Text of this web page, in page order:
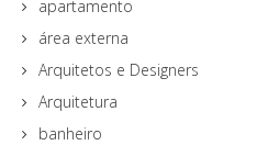
apartamento
área externa
Arquitetos e Designers
Arquitetura
banheiro